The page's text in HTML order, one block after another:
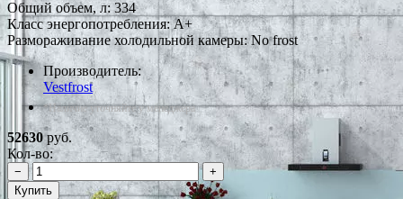
Общий объем, л: 334
Класс энергопотребления: A+
Размораживание холодильной камеры: No frost
Производитель:
Vestfrost
*Наличие уточняйте у менеджера
52630руб.
Кол-во:
−
+
Купить